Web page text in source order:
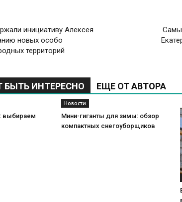
инициативу Алексея
новых особо
территорий
ИНТЕРЕСНО ЕЩЕ ОТ АВТОРА
выбираем
Новости
Мини-гиганты для зимы: обзор
компактных снегоуборщиков